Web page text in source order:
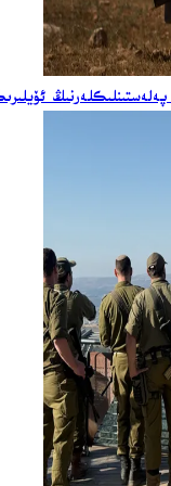
پەلەستىنلىكلەرنىڭ